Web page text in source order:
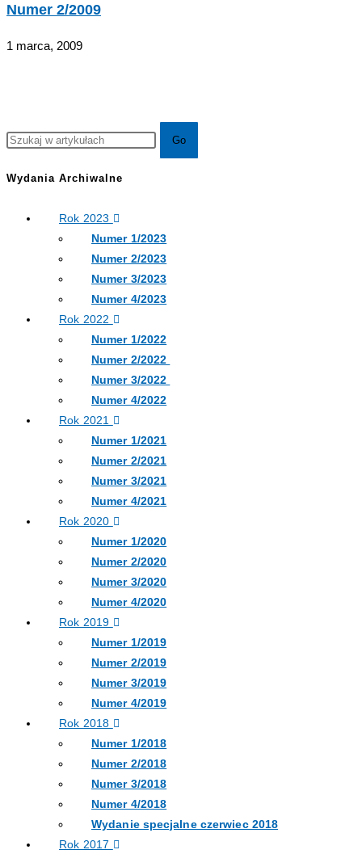
Numer 2/2009
1 marca, 2009
Wydania Archiwalne
Rok 2023
Numer 1/2023
Numer 2/2023
Numer 3/2023
Numer 4/2023
Rok 2022
Numer 1/2022
Numer 2/2022
Numer 3/2022
Numer 4/2022
Rok 2021
Numer 1/2021
Numer 2/2021
Numer 3/2021
Numer 4/2021
Rok 2020
Numer 1/2020
Numer 2/2020
Numer 3/2020
Numer 4/2020
Rok 2019
Numer 1/2019
Numer 2/2019
Numer 3/2019
Numer 4/2019
Rok 2018
Numer 1/2018
Numer 2/2018
Numer 3/2018
Numer 4/2018
Wydanie specjalne czerwiec 2018
Rok 2017